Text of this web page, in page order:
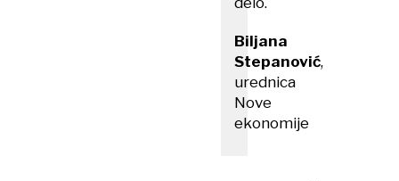
Biljana
Stepanović,
urednica
Nove
ekonomije